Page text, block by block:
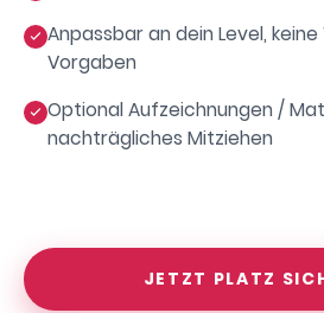
Anpassbar an dein Level,
Vorgaben
Optional Aufzeichnungen /
nachträgliches Mitziehen
JETZT PLATZ